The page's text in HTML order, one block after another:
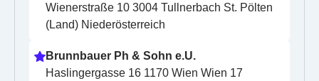
Wienerstraße 10 3004 Tullnerbach St. Pölten
(Land) Niederösterreich
Brunnbauer Ph & Sohn e.U.
Haslingergasse 16 1170 Wien Wien 17